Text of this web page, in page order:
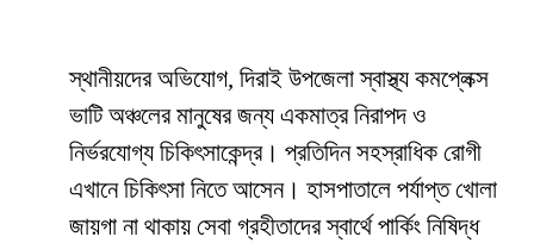
স্থানীয়দের অভিযোগ, দিরাই উপজেলা স্বাস্থ্য কমপ্লেক্স
ভাটি অঞ্চলের মানুষের জন্য একমাত্র নিরাপদ ও
নির্ভরযোগ্য চিকিৎসাকেন্দ্র। প্রতিদিন সহস্রাধিক রোগী
এখানে চিকিৎসা নিতে আসেন। হাসপাতালে পর্যাপ্ত খোলা
জায়গা না থাকায় সেবা গ্রহীতাদের স্বার্থে পার্কিং নিষিদ্ধ